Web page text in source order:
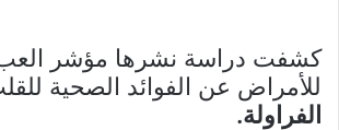
كشفت دراسة نشرها مؤشر
للأمراض عن الفوائد الصحية
الفراولة.